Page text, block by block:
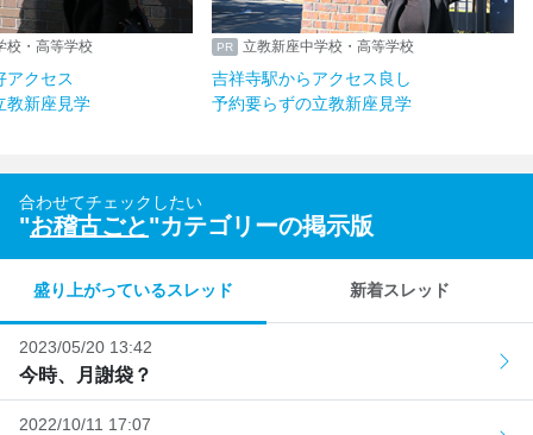
立教新座中学校・高等学校
豊洲駅からも好アクセス
予約要らずの立教新座見学
立教新座中学校・高等学
吉祥寺駅からアクセス良
予約要らずの立教新座見
合わせてチェックしたい
"お稽古ごと"カテゴリーの掲示版
盛り上がっているスレッド 新着スレッド
2023/05/20 13:42
今時、月謝袋？
2022/10/11 17:07